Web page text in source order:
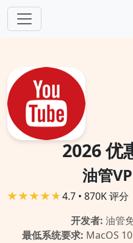
跳转到主要内容
2026 优
油管
4.7 • 870K 评分
开发者: 油管
最低系统要求: MacOS